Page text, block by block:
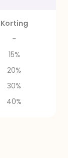
Korting
-
15%
20%
30%
40%